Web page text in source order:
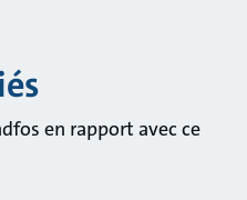
en rapport avec ce